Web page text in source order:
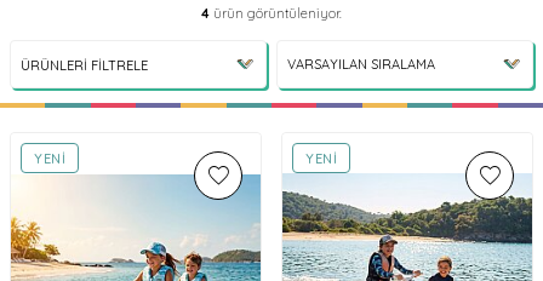
4 ürün görüntüleniyor.
ÜRÜNLERI FILTRELE
YENI YENI